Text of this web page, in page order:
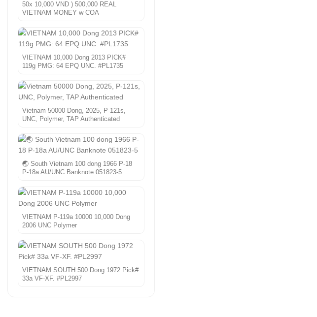
50x 10,000 VND ) 500,000 REAL
VIETNAM MONEY w COA
VIETNAM 10,000 Dong 2013 PICK#
119g PMG: 64 EPQ UNC. #PL1735
Vietnam 50000 Dong, 2025, P-121s,
UNC, Polymer, TAP Authenticated
🌏 South Vietnam 100 dong 1966 P-18
P-18a AU/UNC Banknote 051823-5
VIETNAM P-119a 10000 10,000 Dong
2006 UNC Polymer
VIETNAM SOUTH 500 Dong 1972 Pick#
33a VF-XF. #PL2997